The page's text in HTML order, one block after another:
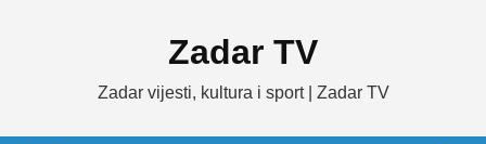
Zadar TV
Zadar vijesti, kultura i sport | Zadar TV